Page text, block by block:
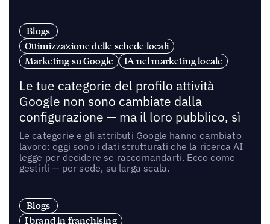
Blogs
Ottimizzazione delle schede locali
Marketing su Google
IA nel marketing locale
Le tue categorie del profilo attività
Google non sono cambiate dalla
configurazione — ma il loro pubblico, sì
Le categorie e gli attributi Google hanno cambiato
lavoro: oggi sono i dati strutturati che la ricerca AI
legge per decidere se raccomandarti. Ecco come
gestirli — per sede, su larga scala.
Blogs
I brand in franchising